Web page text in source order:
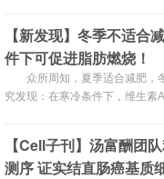
【新发现】冬季不适合
件下可促进脂肪燃烧！
众所周知，夏季适合减肥，
究发现：在寒冷条件下，维生素
【Cell子刊】汤富酬团
测序 证实结直肠癌基质